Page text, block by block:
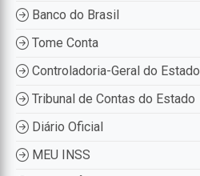
Banco do Brasil
Tome Conta
Controladoria-Geral do Estado
Tribunal de Contas do Estado
Diário Oficial
MEU INSS